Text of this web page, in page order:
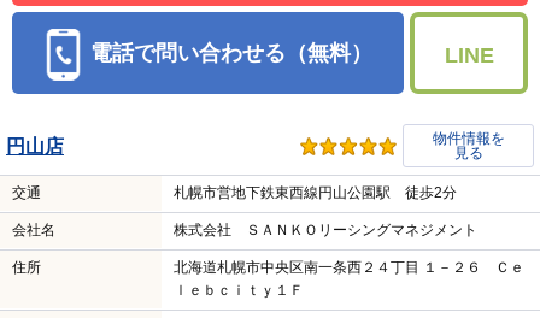
電話で問い合わせる（無料） LINE
円山店
物件情報を
見る
交通 札幌市営地下鉄東西線円山公園駅 徒歩2分
会社名 株式会社 ＳＡＮＫＯリーシングマネジメント
住所
北海道札幌市中央区南一条西２４丁目 １－２６ Ｃｅ
ｌｅｂｃｉｔｙ１Ｆ